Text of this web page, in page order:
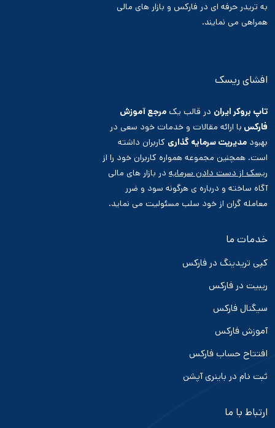
به تریدر حرفه ای در فارکس و بازار های مالی
همراهی می نمایند.
افشای ریسک
تاپ بروکر ایران در قالب یک مرجع آموزش
فارکس با ارائه مقالات و خدمات خود سعی در
بهبود مدیریت سرمایه گذاری کاربران داشته
است. همچنین مجموعه همواره کاربران خود را از
ریسک از دست دادن سرمایه در بازار های مالی
آگاه ساخته و درباره ی هرگونه سود و ضرر
معامله گران از خود سلب مسئولیت می نماید.
خدمات ما
کپی تریدینگ در فارکس
ریبیت در فارکس
سیگنال فارکس
آموزش فارکس
افتتاح حساب فارکس
ثبت نام در باینری آپشن
ارتباط با ما